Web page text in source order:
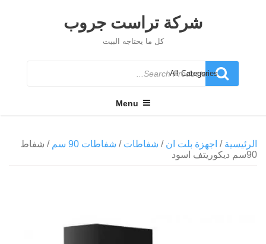
شركة تراست جروب
كل ما يحتاجه البيت
Search
for
Menu
الرئيسية / اجهزة بلت ان / شفاطات / شفاطات 90 سم
/ شفاط
90سم ديكوريتف اسود